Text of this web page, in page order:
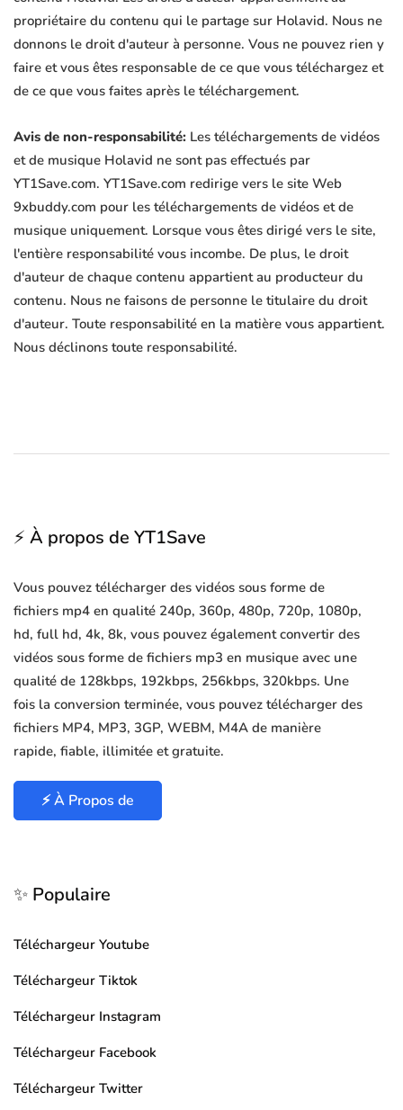
propriétaire du contenu qui le partage sur Holavid. Nous ne
donnons le droit d'auteur à personne. Vous ne pouvez rien y
faire et vous êtes responsable de ce que vous téléchargez et
de ce que vous faites après le téléchargement.
Avis de non-responsabilité: Les téléchargements de vidéos
et de musique Holavid ne sont pas effectués par
YT1Save.com. YT1Save.com redirige vers le site Web
9xbuddy.com pour les téléchargements de vidéos et de
musique uniquement. Lorsque vous êtes dirigé vers le site,
l'entière responsabilité vous incombe. De plus, le droit
d'auteur de chaque contenu appartient au producteur du
contenu. Nous ne faisons de personne le titulaire du droit
d'auteur. Toute responsabilité en la matière vous appartient.
Nous déclinons toute responsabilité.
⚡ À propos de YT1Save
Vous pouvez télécharger des vidéos sous forme de
fichiers mp4 en qualité 240p, 360p, 480p, 720p, 1080p,
hd, full hd, 4k, 8k, vous pouvez également convertir des
vidéos sous forme de fichiers mp3 en musique avec une
qualité de 128kbps, 192kbps, 256kbps, 320kbps. Une
fois la conversion terminée, vous pouvez télécharger des
fichiers MP4, MP3, 3GP, WEBM, M4A de manière
rapide, fiable, illimitée et gratuite.
⚡ À Propos de
✨ Populaire
Téléchargeur Youtube
Téléchargeur Tiktok
Téléchargeur Instagram
Téléchargeur Facebook
Téléchargeur Twitter